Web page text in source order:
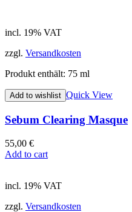
incl. 19% VAT
zzgl. Versandkosten
Produkt enthält: 75 ml
Add to wishlist Quick View
Sebum Clearing Masque
55,00 €
Add to cart
incl. 19% VAT
zzgl. Versandkosten